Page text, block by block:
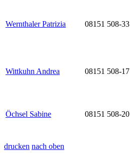
Wernthaler Patrizia 08151 508-33
Wittkuhn Andrea 08151 508-17
Öchsel Sabine 08151 508-20
drucken nach oben